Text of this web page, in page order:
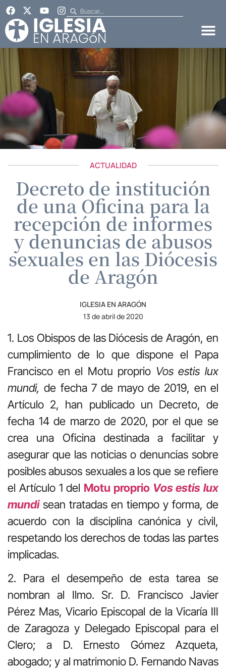
ACTUALIDAD
Decreto de institución
de una Oficina para la
recepción de informes
y denuncias de abusos
sexuales en las Diócesis
de Aragón
IGLESIA EN ARAGÓN
13 de abril de 2020
1. Los Obispos de las Diócesis de Aragón, en
cumplimiento de lo que dispone el Papa
Francisco en el Motu proprio Vos estis lux
mundi,de fecha 7 de mayo de 2019, en el
Artículo 2, han publicado un Decreto, de
fecha 14 de marzo de 2020, por el que se
crea una Oficina destinada a facilitar y
asegurar que las noticias o denuncias sobre
posibles abusos sexuales a los que se refiere
el Artículo 1 del Motu proprio Vos estis lux
mundisean tratadas en tiempo y forma, de
acuerdo con la disciplina canónica y civil,
respetando los derechos de todas las partes
implicadas.
2. Para el desempeño de esta tarea se
nombran al Ilmo. Sr. D. Francisco Javier
Pérez Mas, Vicario Episcopal de la Vicaría III
de Zaragoza y Delegado Episcopal para el
Clero; a D. Ernesto Gómez Azqueta,
abogado; y al matrimonio D. Fernando Navas